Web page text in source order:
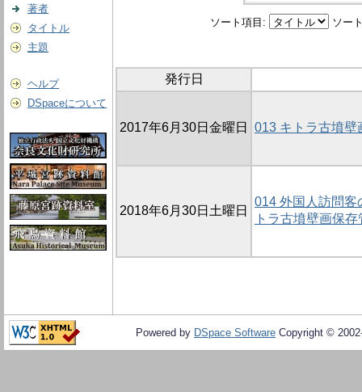
著者
タイトル
主題
ヘルプ
DSpaceについて
ソート項目: ソー
発行日
2017年6月30日金曜日 013 キトラ古墳壁
2018年6月30日土曜日
014 外国人訪問
トラ古墳壁画保
Powered by DSpace Software Copyright ©